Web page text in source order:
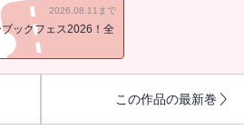
2026.08.11まで
ブックフェス2026！全
この作品の最新巻